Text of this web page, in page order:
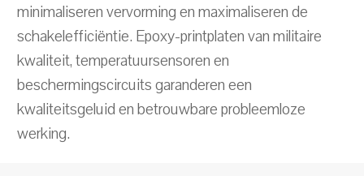
minimaliseren vervorming en maximaliseren de
schakelefficiëntie. Epoxy-printplaten van militaire
kwaliteit, temperatuursensoren en
beschermingscircuits garanderen een
kwaliteitsgeluid en betrouwbare probleemloze
werking.